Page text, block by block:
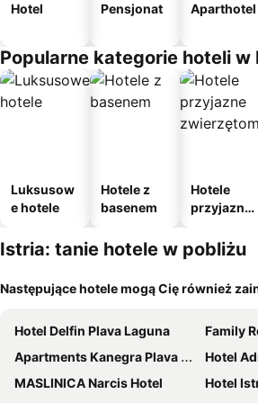
Hotel Pensjonat Aparthotel
Popularne kategorie hoteli w
Luksusow
e hotele
Hotele z
basenem
Hotele
przyjazne
m
Istria: tanie hotele w pobliżu
Następujące hotele mogą Cię również
Hotel Delfin Plava Laguna
Family
Apartments Kanegra Plava Laguna
Hotel
MASLINICA Narcis Hotel
Hotel